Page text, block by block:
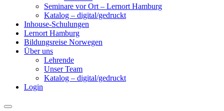
Seminare vor Ort – Lernort Hamburg
Katalog – digital/gedruckt
Inhouse-Schulungen
Lernort Hamburg
Bildungsreise Norwegen
Über uns
Lehrende
Unser Team
Katalog – digital/gedruckt
Login